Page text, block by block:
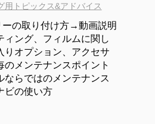
用トピックス&アドバイス
ーの取り付け方→動画説明
ィング、フィルムに関し
りオプション、アクセサ
のメンテナンスポイント
ならではのメンテナンス
ビの使い方